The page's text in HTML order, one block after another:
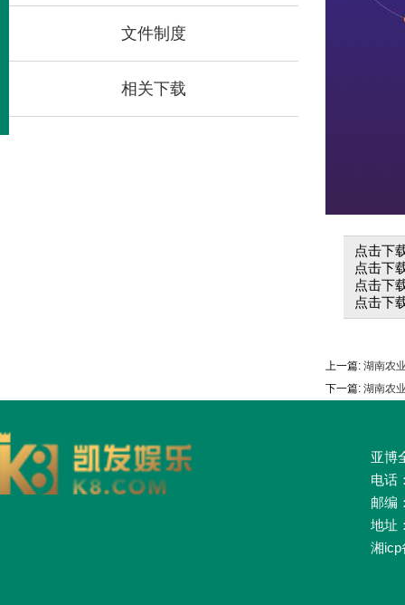
文件制度
相关下载
点击下
点击下
点击下
点击下
上一篇: 湖南农
下一篇: 湖南农
亚博
电话
邮编
地址
湘icp